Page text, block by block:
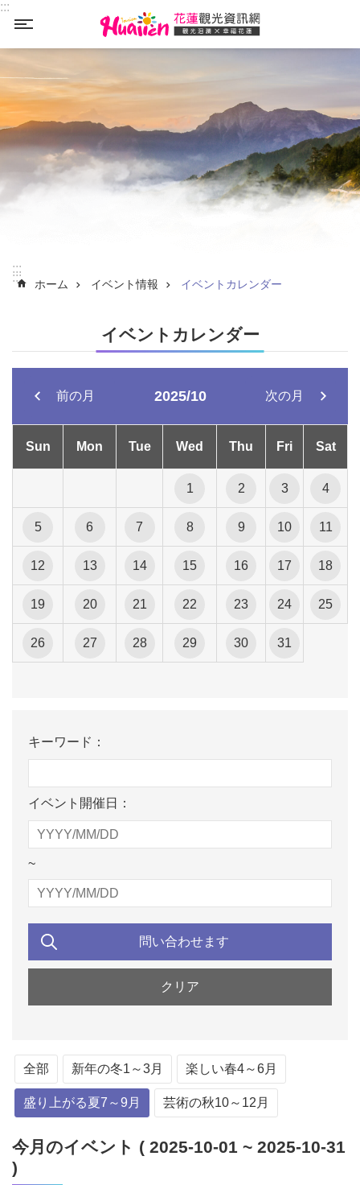
メインのコンテンツブロックにジャンプします
メインのコンテンツブロックにジャンプします
:::
:::
::: ホーム イベント情報 イベントカレンダー
イベントカレンダー
前の月 次の月
2025/10
Sun Mon Tue Wed Thu Fri Sat
1 2 3 4
5 6 7 8 9 10 11
12 13 14 15 16 17 18
19 20 21 22 23 24 25
26 27 28 29 30 31
キーワード：
イベント開催日：
~
全部 新年の冬1～3月 楽しい春4～6月
盛り上がる夏7～9月 芸術の秋10～12月
今月のイベント ( 2025-10-01 ~ 2025-10-31
)